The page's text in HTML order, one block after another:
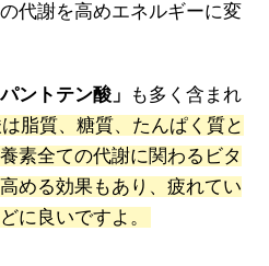
代謝を高めエネルギーに変
パントテン酸」
も多く含まれ
脂質、糖質、たんぱく質と
素全ての代謝に関わるビタ
める効果もあり、疲れてい
に良いですよ。